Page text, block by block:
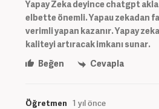
Yapay Zeka deyince chatgpt
elbette önemli. Yapau zekadan
verimli yapan kazanır. Yapay
kaliteyi artıracak imkanı sunar.
Beğen
Cevapla
Öğretmen 1 yıl önce